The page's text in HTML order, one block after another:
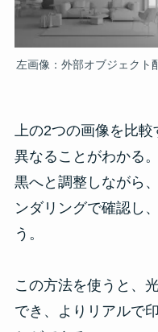
左画像：外部オブジェク
上の2つの画像を比
異なることがわかる
黒へと調整しながら
ンダリングで確認し
う。
この方法を使うと、
でき、よりリアルで